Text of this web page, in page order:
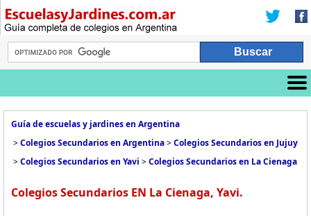
Guía de escuelas y jardines en Argentina
>Colegios Secundarios en Argentina>Colegios Secundarios en Jujuy
>Colegios Secundarios en Yavi >Colegios Secundarios en La Cienaga
Colegios Secundarios EN La Cienaga, Yavi.